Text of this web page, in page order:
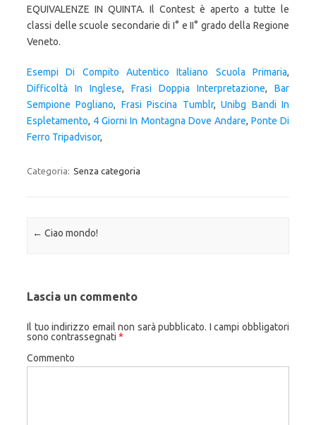
Esempi Di Compito Autentico Italiano Scuola Primaria,
Difficoltà In Inglese, Frasi Doppia Interpretazione, Bar
Sempione Pogliano, Frasi Piscina Tumblr,Unibg Bandi In
Espletamento, 4 Giorni In Montagna Dove Andare, Ponte Di
Ferro Tripadvisor,
Categoria: Senza categoria
Navigazione articolo
← Ciao mondo!
Lascia un commento
Il tuo indirizzo email non sarà pubblicato. I campi obbligatori
sono contrassegnati *
Commento